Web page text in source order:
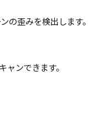
の歪みを検出します。
ンできます。